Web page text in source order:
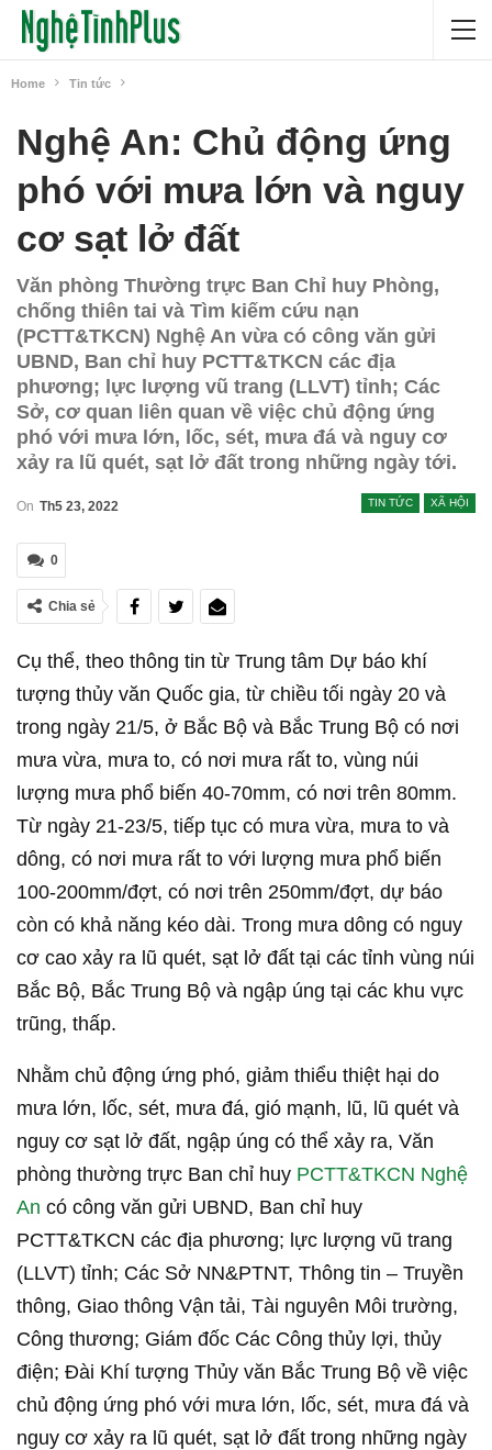
Home Tin tức
Nghệ An: Chủ động ứng
phó với mưa lớn và nguy
cơ sạt lở đất
Văn phòng Thường trực Ban Chỉ huy Phòng,
chống thiên tai và Tìm kiếm cứu nạn
(PCTT&TKCN) Nghệ An vừa có công văn gửi
UBND, Ban chỉ huy PCTT&TKCN các địa
phương; lực lượng vũ trang (LLVT) tỉnh; Các
Sở, cơ quan liên quan về việc chủ động ứng
phó với mưa lớn, lốc, sét, mưa đá và nguy cơ
xảy ra lũ quét, sạt lở đất trong những ngày tới.
TIN TỨC XÃ HỘI
On Th5 23, 2022
0
Chia sẻ
Cụ thể, theo thông tin từ Trung tâm Dự báo khí
tượng thủy văn Quốc gia, từ chiều tối ngày 20 và
trong ngày 21/5, ở Bắc Bộ và Bắc Trung Bộ có nơi
mưa vừa, mưa to, có nơi mưa rất to, vùng núi
lượng mưa phổ biến 40-70mm, có nơi trên 80mm.
Từ ngày 21-23/5, tiếp tục có mưa vừa, mưa to và
dông, có nơi mưa rất to với lượng mưa phổ biến
100-200mm/đợt, có nơi trên 250mm/đợt, dự báo
còn có khả năng kéo dài. Trong mưa dông có nguy
cơ cao xảy ra lũ quét, sạt lở đất tại các tỉnh vùng núi
Bắc Bộ, Bắc Trung Bộ và ngập úng tại các khu vực
trũng, thấp.
Nhằm chủ động ứng phó, giảm thiểu thiệt hại do
mưa lớn, lốc, sét, mưa đá, gió mạnh, lũ, lũ quét và
nguy cơ sạt lở đất, ngập úng có thể xảy ra, Văn
phòng thường trực Ban chỉ huy PCTT&TKCN Nghệ
An có công văn gửi UBND, Ban chỉ huy
PCTT&TKCN các địa phương; lực lượng vũ trang
(LLVT) tỉnh; Các Sở NN&PTNT, Thông tin – Truyền
thông, Giao thông Vận tải, Tài nguyên Môi trường,
Công thương; Giám đốc Các Công thủy lợi, thủy
điện; Đài Khí tượng Thủy văn Bắc Trung Bộ về việc
chủ động ứng phó với mưa lớn, lốc, sét, mưa đá và
nguy cơ xảy ra lũ quét, sạt lở đất trong những ngày